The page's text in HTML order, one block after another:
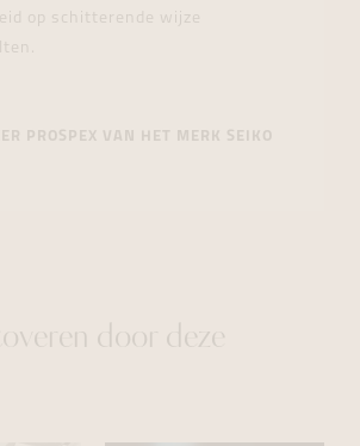
op schitterende wijze
PROSPEX VAN HET MERK SEIKO
door deze